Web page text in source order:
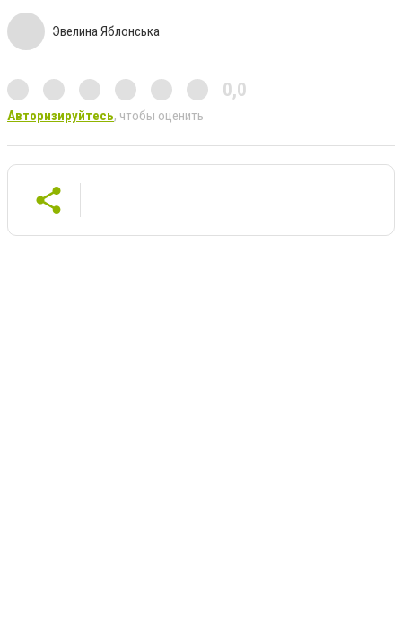
Эвелина Яблонська
0,0
Авторизируйтесь, чтобы оценить